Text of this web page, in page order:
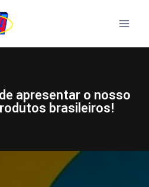
apresentar o nosso
brasileiros!